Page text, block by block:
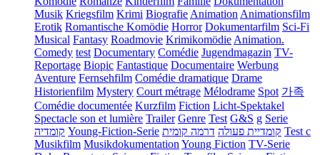
Musik Kriegsfilm Krimi Biografie Animation Animationsfilm
Erotik Romantische Komödie Horror Dokumentarfilm Sci-Fi
Musical Fantasy Roadmovie Krimikomödie Animation.
Comedy test Documentary Comédie Jugendmagazin TV-
Reportage Biopic Fantastique Documentaire Werbung
Aventure Fernsehfilm Comédie dramatique Drame
Historienfilm Mystery Court métrage Mélodrame Spot 가족
Comédie documentée Kurzfilm Fiction Licht-Spektakel
Spectacle son et lumière Trailer Genre Test G&S g Serie
קומדיה Young-Fiction-Serie קומדיית פעולה דרמה קומית
Test c
Musikfilm Musikdokumentation Young Fiction TV-Serie